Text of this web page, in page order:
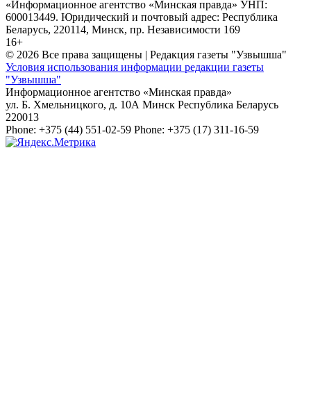
«Информационное агентство «Минская правда» УНП:
600013449. Юридический и почтовый адрес: Республика
Беларусь, 220114, Минск, пр. Независимости 169
16+
© 2026 Все права защищены | Редакция газеты "Узвышша"
Условия использования информации редакции газеты
"Узвышша"
Информационное агентство «Минская правда»
ул. Б. Хмельницкого, д. 10А Минск Республика Беларусь
220013
Phone: +375 (44) 551-02-59 Phone: +375 (17) 311-16-59